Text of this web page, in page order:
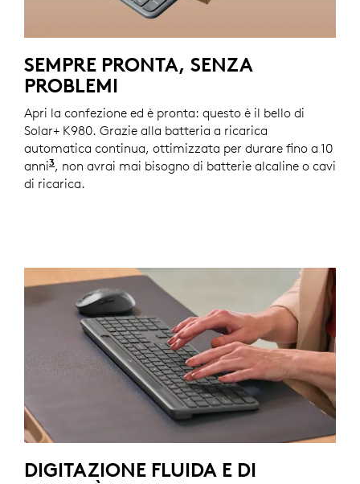
SEMPRE PRONTA, SENZA
PROBLEMI
Apri la confezione ed è pronta: questo è il bello di
Solar+ K980. Grazie alla batteria a ricarica
automatica continua, ottimizzata per durare fino a 10
anni3Le proiezioni sulla durata si basano sui risultati
, non avrai mai bisogno di batterie alcaline o cavi
di ricarica.
DIGITAZIONE FLUIDA E DI